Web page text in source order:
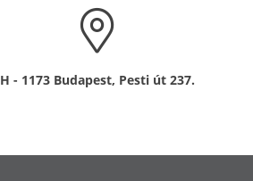
H - 1173 Budapest, Pesti út 237.